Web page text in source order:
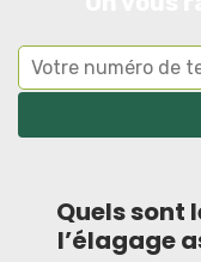
Quels sont
l’élagage